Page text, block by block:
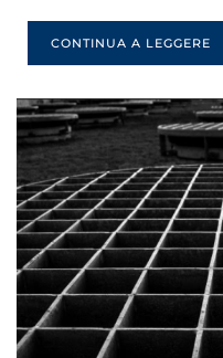
CONTINUA A LEGGERE